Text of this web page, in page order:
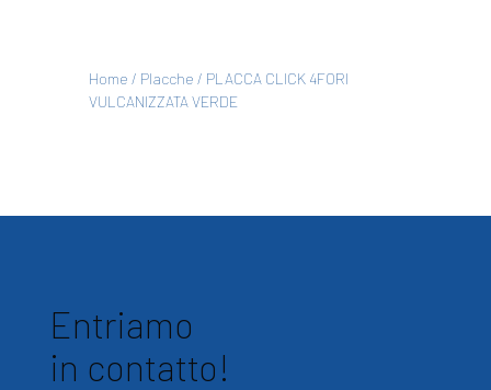
Home / Placche / PLACCA CLICK 4FORI
VULCANIZZATA VERDE
Entriamo
in contatto!